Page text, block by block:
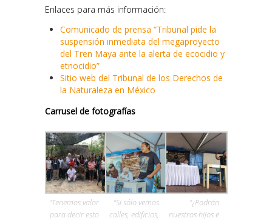
Enlaces para más información:
Comunicado de prensa “Tribunal pide la
suspensión inmediata del megaproyecto
del Tren Maya ante la alerta de ecocidio y
etnocidio”
Sitio web del Tribunal de los Derechos de
la Naturaleza en México
Carrusel de fotografías
“Tenemos valor
para decir esto
“Si sólo vemos
calles, edificios,
”¿Podrán
nuestros hijos e